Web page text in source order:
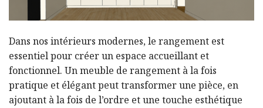
Dans nos intérieurs modernes, le rangement est
essentiel pour créer un espace accueillant et
fonctionnel. Un meuble de rangement à la fois
pratique et élégant peut transformer une pièce, en
ajoutant à la fois de l’ordre et une touche esthétique